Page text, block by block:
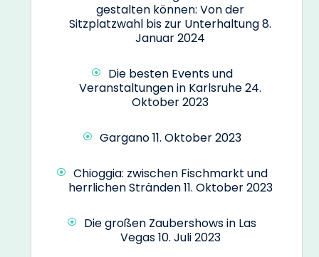
gestalten können: Von der
Sitzplatzwahl bis zur Unterhaltung8.
Januar 2024
Die besten Events und
Veranstaltungen in Karlsruhe24.
Oktober 2023
Gargano11. Oktober 2023
Chioggia: zwischen Fischmarkt und
herrlichen Stränden11. Oktober 2023
Die großen Zaubershows in Las
Vegas10. Juli 2023